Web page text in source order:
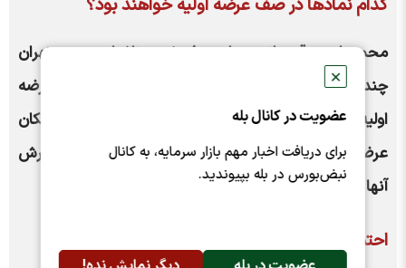
✕
عضویت در کانال بله
برای دریافت اخبار مهم بازار سرمایه، به کانال
نبض‌بورس در بله بپیوندید.
کدام نمادها در صف عرضه اولیه خواهند بود؟
محمد امین قهرمانی معاون پذیرش و ناشران بورس تهران
چندی پیش گفته بود: در حال حاضر ۹ شرکت آماده عرضه
اولیه هستند و اگر شرایط مناسبی در بازار فراهم شود امکان
عرضه اولیه آنها فراهم است حدود ۲۳ شرکت هم پذیرش
آنها انجام شده است.
احتمال عرضه اولیه کدام نمادها وجود دارد؟